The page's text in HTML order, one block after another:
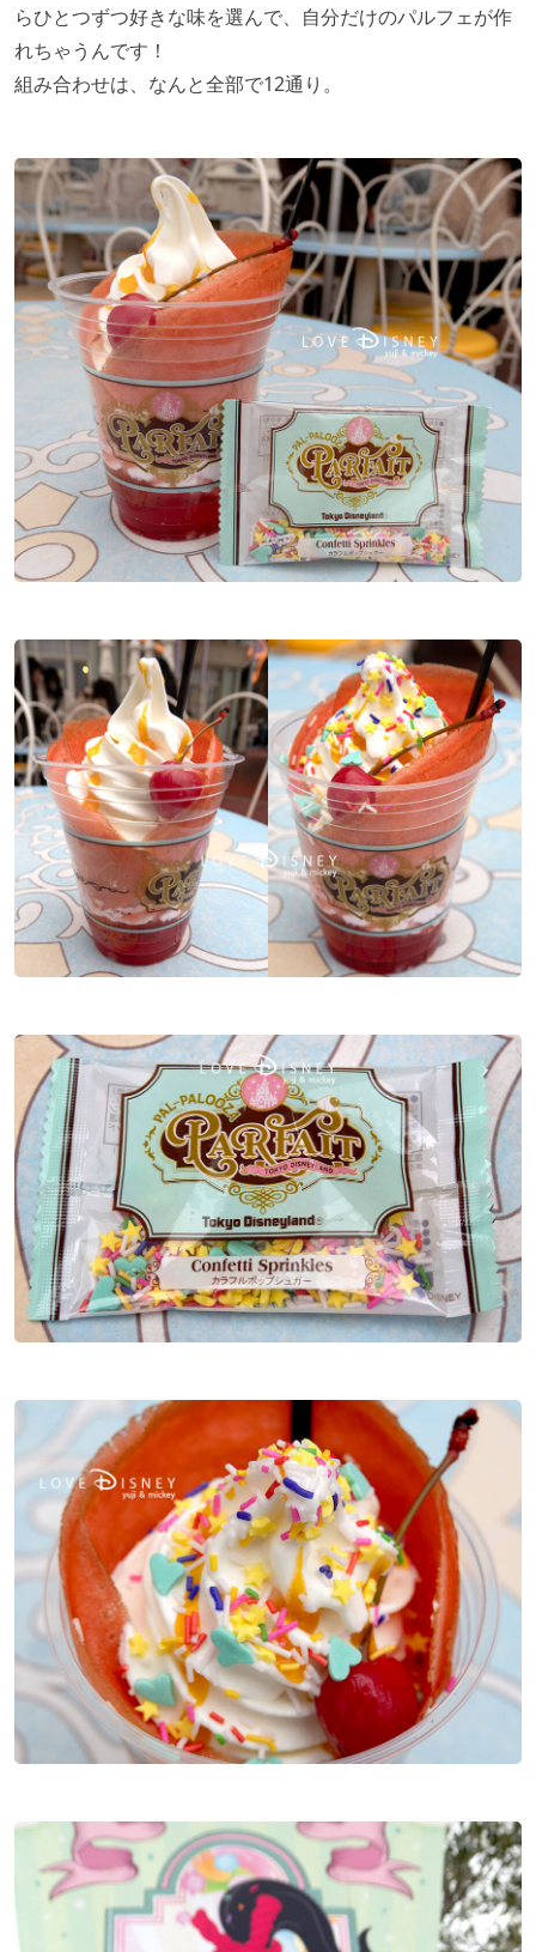
らひとつずつ好きな味を選んで、自分だけのパルフェが作
れちゃうんです！
組み合わせは、なんと全部で12通り。